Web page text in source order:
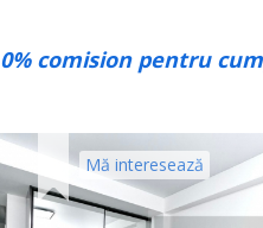
0% comision pentru
Mă interesează